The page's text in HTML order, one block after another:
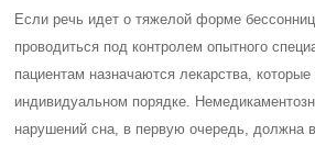
Если речь идет о тяжелой форме
проводиться под контролем опытного
пациентам назначаются лекарства,
индивидуальном порядке.
нарушений сна, в первую очередь, должна